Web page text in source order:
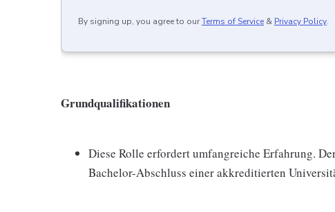
By signing up, you agree to ourTerms of Service & Privacy Policy.
Grundqualifikationen
Diese Rolle erfordert umfangreiche Erfahrung.
Bachelor-Abschluss einer akkreditierten